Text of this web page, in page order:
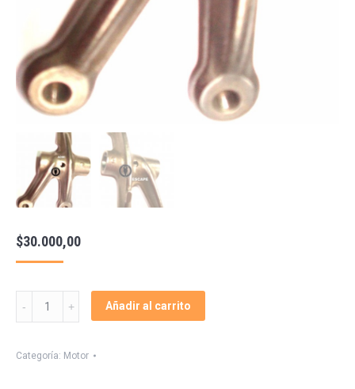
$30.000,00
Balancin
Dr
Añadir al carrito
Categoría: Motor